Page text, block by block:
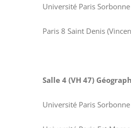
Université Paris Sorbonne
Paris 8 Saint Denis
Salle 4 (VH 47)
Université Paris